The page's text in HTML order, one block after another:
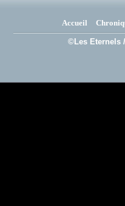
Accueil
©Les Eternels